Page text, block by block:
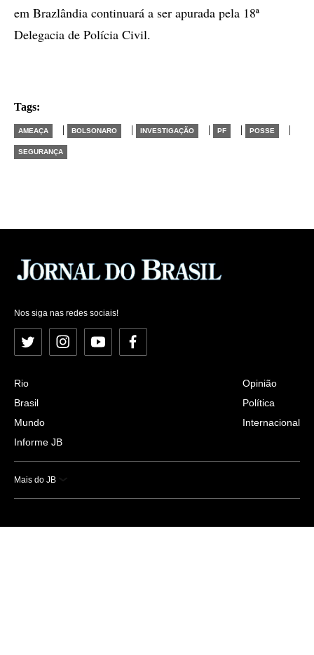
em Brazlândia continuará a ser apurada pela 18ª
Delegacia de Polícia Civil.
Tags:
AMEAÇA | BOLSONARO | INVESTIGAÇÃO | PF | POSSE |
SEGURANÇA
Nos siga nas redes sociais!
Twitter InstagramYouTubeFacebook
Rio
Brasil
Mundo
Informe JB
Opinião
Política
Internacional
Mais do JB
Esportes